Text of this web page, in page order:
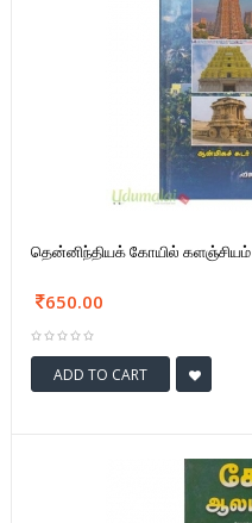
தென்னிந்தியக் கோயில் களஞ்சியம்
650.00
ADD TO CART